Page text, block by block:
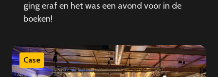
ging eraf en het was een avond voor in de
boeken!
Case